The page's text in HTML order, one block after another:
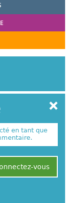
en tant que
vous